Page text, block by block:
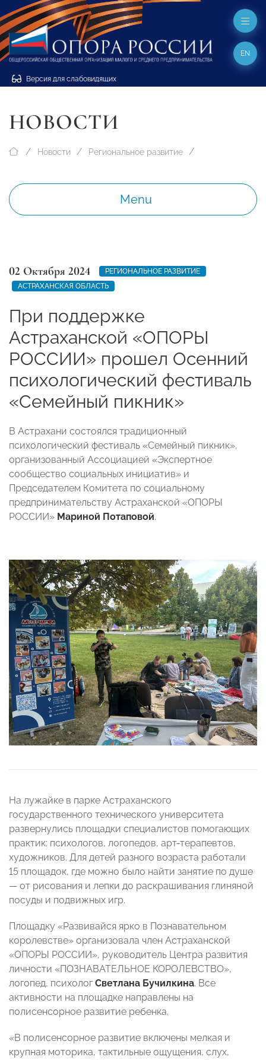
Версия для слабовидящих
EN
НОВОСТИ
Новости Региональное развитие
Menu
02 Октября 2024
РЕГИОНАЛЬНОЕ РАЗВИТИЕ
АСТРАХАНСКАЯ ОБЛАСТЬ
При поддержке
Астраханской «ОПОРЫ
РОССИИ» прошел Осенний
психологический фестиваль
«Семейный пикник»
В Астрахани состоялся традиционный
психологический фестиваль «Семейный пикник»,
организованный Ассоциацией «Экспертное
сообщество социальных инициатив» и
Председателем Комитета по социальному
предпринимательству Астраханской «ОПОРЫ
РОССИИ» Мариной Потаповой.
На лужайке в парке Астраханского
государственного технического университета
развернулись площадки специалистов помогающих
практик: психологов, логопедов, арт-терапевтов,
художников. Для детей разного возраста работали
15 площадок, где можно было найти занятие по душе
— от рисования и лепки до раскрашивания глиняной
посуды и подвижных игр.
Площадку «Развивайся ярко в Познавательном
королевстве» организовала член Астраханской
«ОПОРЫ РОССИИ», руководитель Центра развития
личности «ПОЗНАВАТЕЛЬНОЕ КОРОЛЕВСТВО»,
логопед, психолог Светлана Бучилкина. Все
активности на площадке направлены на
полисенсорное развитие ребенка.
«В полисенсорное развитие включены мелкая и
крупная моторика, тактильные ощущения, слух,